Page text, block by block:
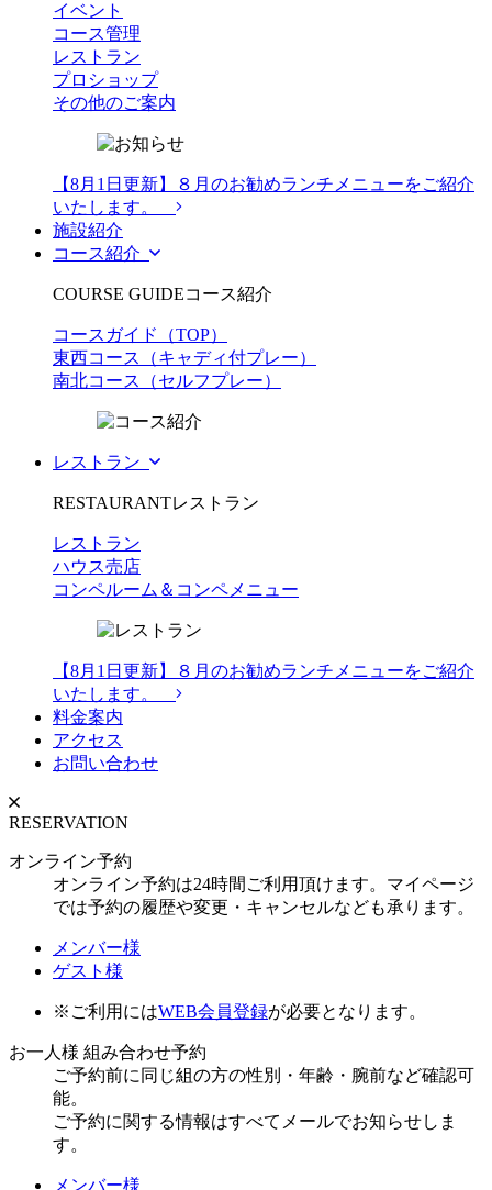
イベント
コース管理
レストラン
プロショップ
その他のご案内
【8月1日更新】８月のお勧めランチメニューをご紹介
いたします。
施設紹介
コース紹介
COURSE GUIDEコース紹介
コースガイド（TOP）
東西コース（キャディ付プレー）
南北コース（セルフプレー）
レストラン
RESTAURANTレストラン
レストラン
ハウス売店
コンペルーム＆コンペメニュー
【8月1日更新】８月のお勧めランチメニューをご紹介
いたします。
料金案内
アクセス
お問い合わせ
RESERVATION
オンライン予約
オンライン予約は24時間ご利用頂けます。マイページ
では予約の履歴や変更・キャンセルなども承ります。
メンバー様
ゲスト様
※ご利用にはWEB会員登録が必要となります。
お一人様 組み合わせ予約
ご予約前に同じ組の方の性別・年齢・腕前など確認可
能。
ご予約に関する情報はすべてメールでお知らせしま
す。
メンバー様